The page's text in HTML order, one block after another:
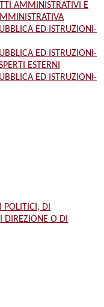
AMMINISTRATIVI E
ED ISTRUZIONI-
ED ISTRUZIONI-
ESTERNI
ED ISTRUZIONI-
POLITICI, DI
DIREZIONE O DI